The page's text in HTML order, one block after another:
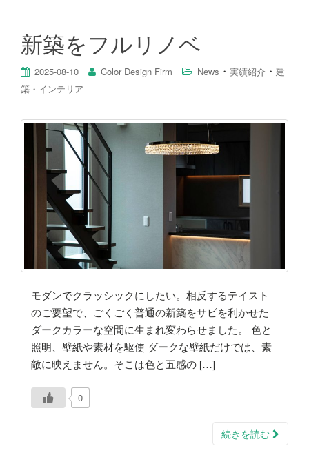
新築をフルリノベ
2025-08-10 Color Design Firm News ・ 実績紹介 ・ 建
築・インテリア
モダンでクラッシックにしたい。相反するテイスト
のご要望で、ごくごく普通の新築をサビを利かせた
ダークカラーな空間に生まれ変わらせました。 色と
照明、壁紙や素材を駆使 ダークな壁紙だけでは、素
敵に映えません。そこは色と五感の […]
0
続きを読む